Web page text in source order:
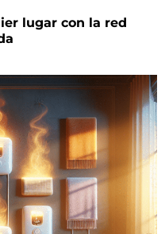
lugar con la red